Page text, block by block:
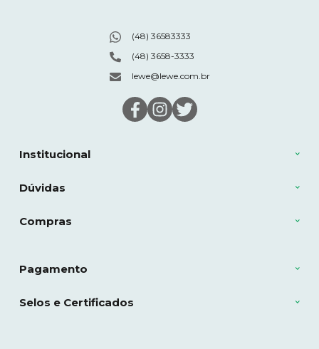
Institucional
Dúvidas
Compras
(48) 36583333
(48) 3658-3333
lewe@lewe.com.br
Pagamento
Selos e Certificados